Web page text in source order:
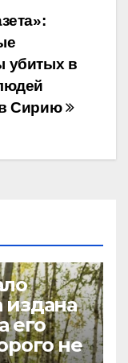
убитых в
Сирию
издана
его
не